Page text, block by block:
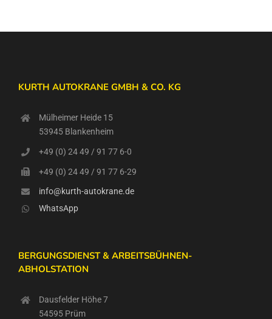
KURTH AUTOKRANE GMBH & CO. KG
Mülheimer Heide 15
53945 Blankenheim
+49 (0) 24 49 / 91 77 6-0
+49 (0) 24 49 / 91 77 6-29
info@kurth-autokrane.de
WhatsApp
BERGUNGSDIENST & ARBEITSBÜHNEN-
ABHOLSTATION
Dausfelder Höhe 7
54595 Prüm